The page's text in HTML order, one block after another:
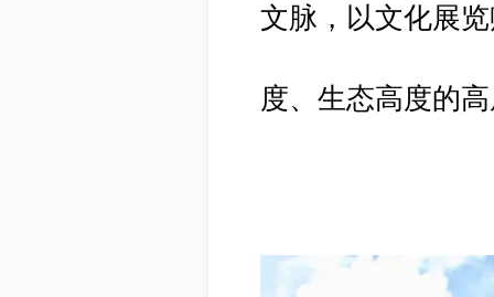
文脉，以文化展
度、生态高度的